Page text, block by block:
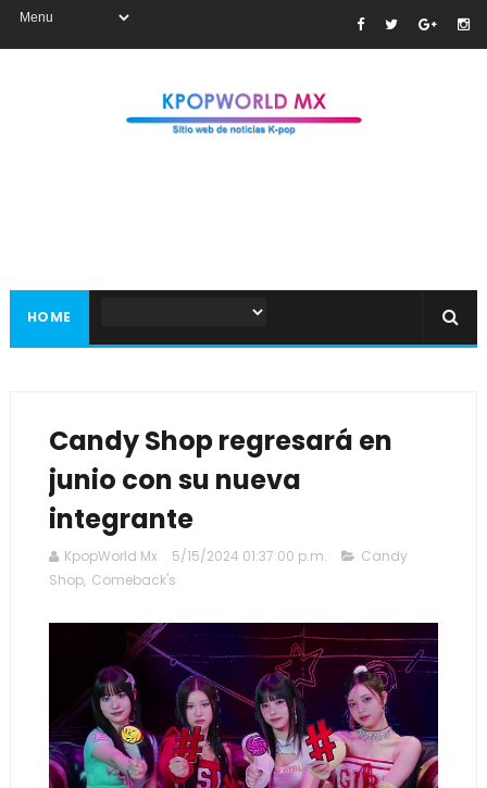
HOME
Candy Shop regresará en
junio con su nueva
integrante
KpopWorld Mx 5/15/2024 01:37:00 p.m.
Candy
Shop, Comeback's